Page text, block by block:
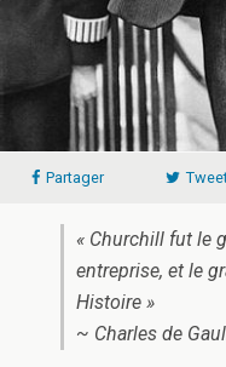
Partager
« Churchill fut le
entreprise, et le
Histoire »
~ Charles de